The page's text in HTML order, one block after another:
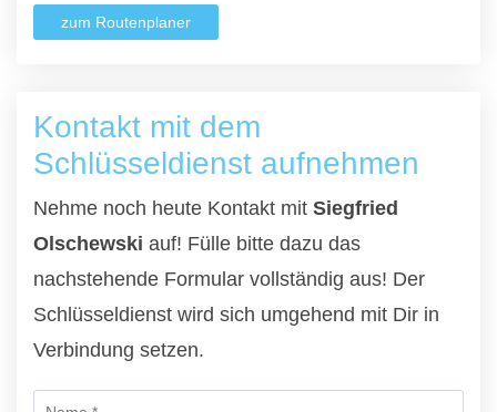
zum Routenplaner
Kontakt mit dem
Schlüsseldienst aufnehmen
Nehme noch heute Kontakt mit Siegfried
Olschewski auf! Fülle bitte dazu das
nachstehende Formular vollständig aus! Der
Schlüsseldienst wird sich umgehend mit Dir in
Verbindung setzen.